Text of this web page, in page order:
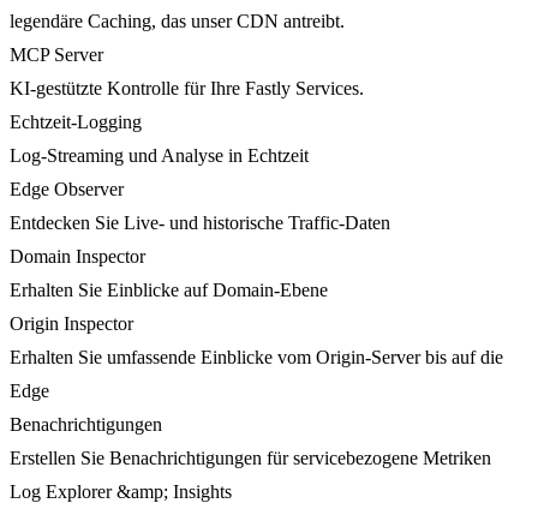
legendäre Caching, das unser CDN antreibt.
MCP Server
KI-gestützte Kontrolle für Ihre Fastly Services.
Echtzeit-Logging
Log-Streaming und Analyse in Echtzeit
Edge Observer
Entdecken Sie Live- und historische Traffic-Daten
Domain Inspector
Erhalten Sie Einblicke auf Domain-Ebene
Origin Inspector
Erhalten Sie umfassende Einblicke vom Origin-Server bis auf die
Edge
Benachrichtigungen
Erstellen Sie Benachrichtigungen für servicebezogene Metriken
Log Explorer &amp; Insights